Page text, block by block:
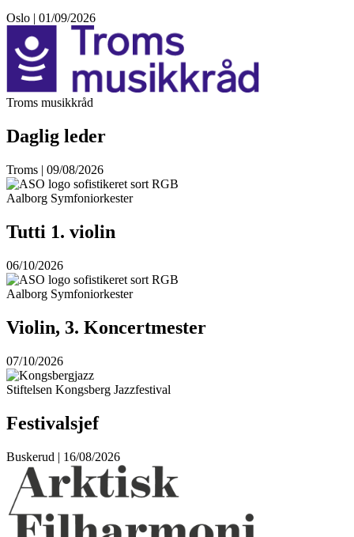
Oslo | 01/09/2026
Troms musikkråd
Daglig leder
Troms | 09/08/2026
Aalborg Symfoniorkester
Tutti 1. violin
06/10/2026
Aalborg Symfoniorkester
Violin, 3. Koncertmester
07/10/2026
Stiftelsen Kongsberg Jazzfestival
Festivalsjef
Buskerud | 16/08/2026